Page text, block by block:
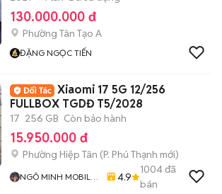
130.000.000 đ
Phường Tân Tạo A
ĐẶNG NGỌC TIẾN
Xiaomi 17 5G 12/256
FULLBOX TGDĐ T5/2028
17 256 GB Còn bảo hành
15.950.000 đ
Phường Hiệp Tân (P. Phú Thạnh mới)
NGÔ MINH MOBILE
4.9
1004đã
bán